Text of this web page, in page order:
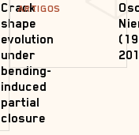
Crack
shape
evolution
under
bending-
induced
partial
closure
ARTIGOS